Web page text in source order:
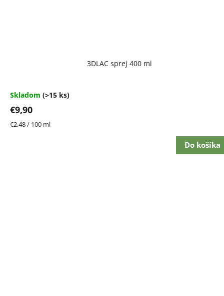
3DLAC sprej 400 ml
4,7
5
hviezdičiek.
Skladom (>15 ks)
€9,90
Jednotková
€2,48 / 100 ml
Do košíka